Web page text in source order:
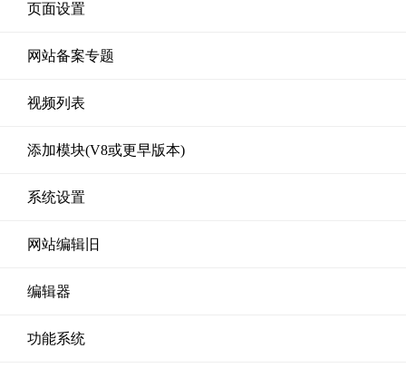
页面设置
网站备案专题
视频列表
添加模块(V8或更早版本)
系统设置
网站编辑旧
编辑器
功能系统